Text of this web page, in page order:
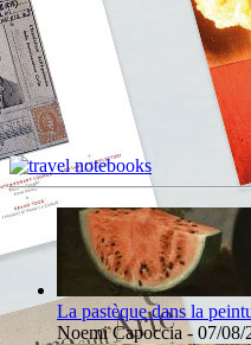
La pastèque dans la
Noemi Capoccia - 07/08/